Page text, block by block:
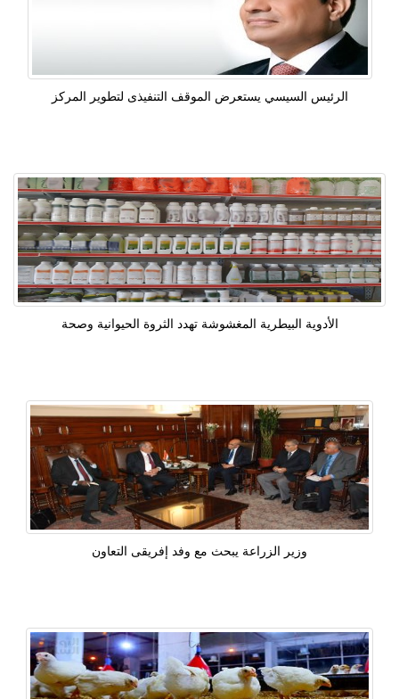
الرئيس السيسي يستعرض الموقف التنفيذى لتطوير المركز
الأدوية البيطرية المغشوشة تهدد الثروة الحيوانية وصحة
وزير الزراعة يبحث مع وفد إفريقى التعاون